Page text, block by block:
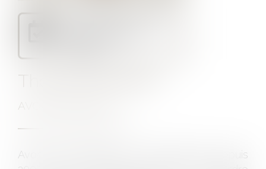
Thomas BAUDRY
AVOCAT ASSOCIÉ
Avocat au Barreau de CHERBOURG depuis